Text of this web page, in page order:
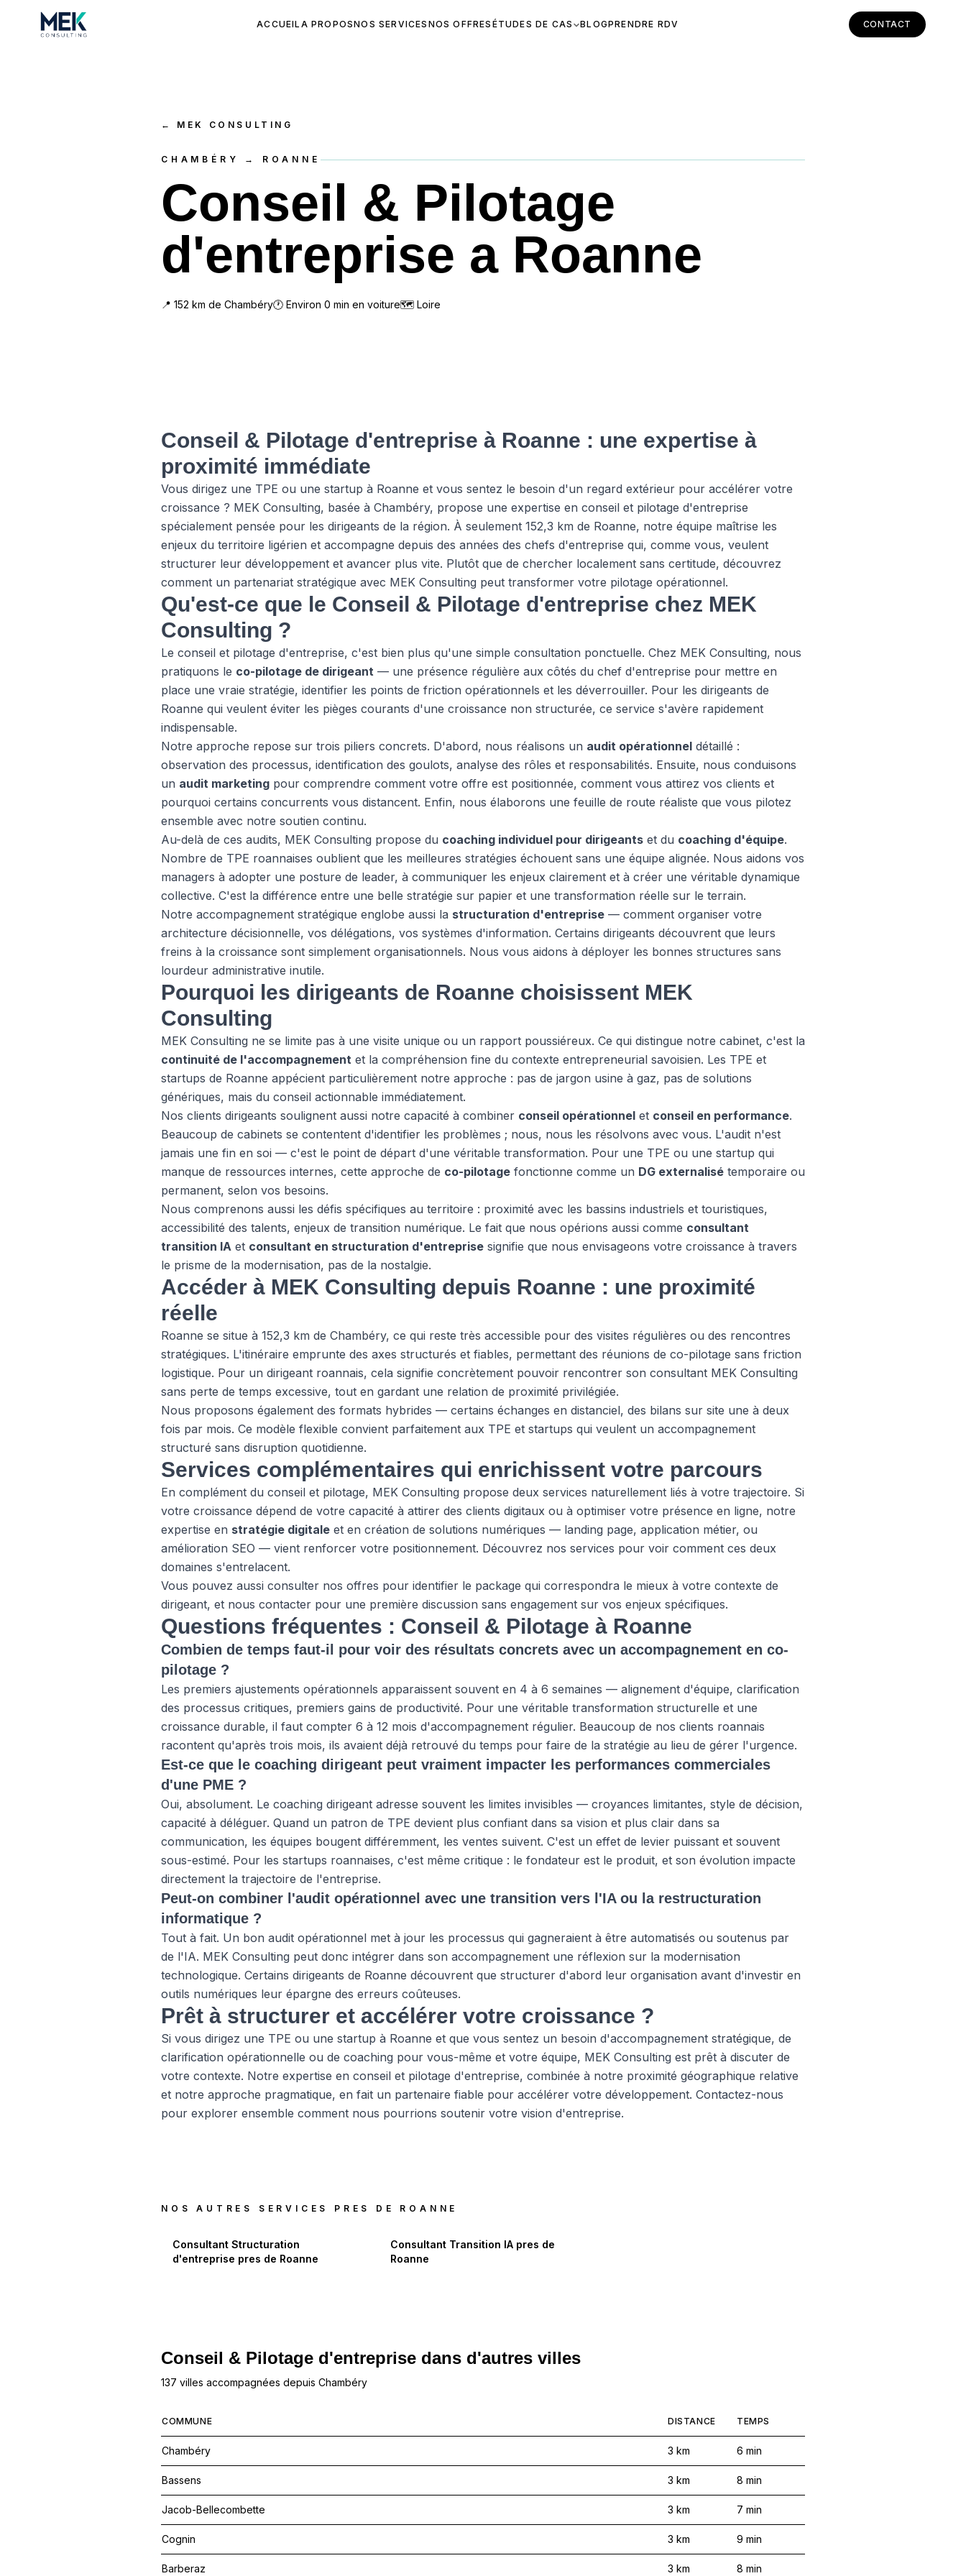
ACCUEIL A PROPOSNOS SERVICES NOS OFFRES ÉTUDES DE CAS BLOGPRENDRE RDV CONTACT
← MEK CONSULTING
CHAMBÉRY → ROANNE
Conseil & Pilotage
d'entreprise a Roanne
📍 152 km de Chambéry🕐 Environ 0 min en voiture🗺 Loire
Conseil & Pilotage d'entreprise à Roanne : une expertise à
proximité immédiate
Vous dirigez une TPE ou une startup à Roanne et vous sentez le besoin d'un regard extérieur pour accélérer votre
croissance ? MEK Consulting, basée à Chambéry, propose une expertise en conseil et pilotage d'entreprise
spécialement pensée pour les dirigeants de la région. À seulement 152,3 km de Roanne, notre équipe maîtrise les
enjeux du territoire ligérien et accompagne depuis des années des chefs d'entreprise qui, comme vous, veulent
structurer leur développement et avancer plus vite. Plutôt que de chercher localement sans certitude, découvrez
comment un partenariat stratégique avec MEK Consulting peut transformer votre pilotage opérationnel.
Qu'est-ce que le Conseil & Pilotage d'entreprise chez MEK
Consulting ?
Le conseil et pilotage d'entreprise, c'est bien plus qu'une simple consultation ponctuelle. Chez MEK Consulting, nous
pratiquons le co-pilotage de dirigeant — une présence régulière aux côtés du chef d'entreprise pour mettre en
place une vraie stratégie, identifier les points de friction opérationnels et les déverrouiller. Pour les dirigeants de
Roanne qui veulent éviter les pièges courants d'une croissance non structurée, ce service s'avère rapidement
indispensable.
Notre approche repose sur trois piliers concrets. D'abord, nous réalisons un audit opérationnel détaillé :
observation des processus, identification des goulots, analyse des rôles et responsabilités. Ensuite, nous conduisons
un audit marketing pour comprendre comment votre offre est positionnée, comment vous attirez vos clients et
pourquoi certains concurrents vous distancent. Enfin, nous élaborons une feuille de route réaliste que vous pilotez
ensemble avec notre soutien continu.
Au-delà de ces audits, MEK Consulting propose du coaching individuel pour dirigeants et du coaching d'équipe.
Nombre de TPE roannaises oublient que les meilleures stratégies échouent sans une équipe alignée. Nous aidons vos
managers à adopter une posture de leader, à communiquer les enjeux clairement et à créer une véritable dynamique
collective. C'est la différence entre une belle stratégie sur papier et une transformation réelle sur le terrain.
Notre accompagnement stratégique englobe aussi la structuration d'entreprise — comment organiser votre
architecture décisionnelle, vos délégations, vos systèmes d'information. Certains dirigeants découvrent que leurs
freins à la croissance sont simplement organisationnels. Nous vous aidons à déployer les bonnes structures sans
lourdeur administrative inutile.
Pourquoi les dirigeants de Roanne choisissent MEK
Consulting
MEK Consulting ne se limite pas à une visite unique ou un rapport poussiéreux. Ce qui distingue notre cabinet, c'est la
continuité de l'accompagnement et la compréhension fine du contexte entrepreneurial savoisien. Les TPE et
startups de Roanne appécient particulièrement notre approche : pas de jargon usine à gaz, pas de solutions
génériques, mais du conseil actionnable immédiatement.
Nos clients dirigeants soulignent aussi notre capacité à combiner conseil opérationnel et conseil en performance.
Beaucoup de cabinets se contentent d'identifier les problèmes ; nous, nous les résolvons avec vous. L'audit n'est
jamais une fin en soi — c'est le point de départ d'une véritable transformation. Pour une TPE ou une startup qui
manque de ressources internes, cette approche de co-pilotage fonctionne comme un DG externalisé temporaire ou
permanent, selon vos besoins.
Nous comprenons aussi les défis spécifiques au territoire : proximité avec les bassins industriels et touristiques,
accessibilité des talents, enjeux de transition numérique. Le fait que nous opérions aussi comme consultant
transition IA et consultant en structuration d'entreprise signifie que nous envisageons votre croissance à travers
le prisme de la modernisation, pas de la nostalgie.
Accéder à MEK Consulting depuis Roanne : une proximité
réelle
Roanne se situe à 152,3 km de Chambéry, ce qui reste très accessible pour des visites régulières ou des rencontres
stratégiques. L'itinéraire emprunte des axes structurés et fiables, permettant des réunions de co-pilotage sans friction
logistique. Pour un dirigeant roannais, cela signifie concrètement pouvoir rencontrer son consultant MEK Consulting
sans perte de temps excessive, tout en gardant une relation de proximité privilégiée.
Nous proposons également des formats hybrides — certains échanges en distanciel, des bilans sur site une à deux
fois par mois. Ce modèle flexible convient parfaitement aux TPE et startups qui veulent un accompagnement
structuré sans disruption quotidienne.
Services complémentaires qui enrichissent votre parcours
En complément du conseil et pilotage, MEK Consulting propose deux services naturellement liés à votre trajectoire. Si
votre croissance dépend de votre capacité à attirer des clients digitaux ou à optimiser votre présence en ligne, notre
expertise en stratégie digitale et en création de solutions numériques — landing page, application métier, ou
amélioration SEO — vient renforcer votre positionnement. Découvrez nos services pour voir comment ces deux
domaines s'entrelacent.
Vous pouvez aussi consulter nos offres pour identifier le package qui correspondra le mieux à votre contexte de
dirigeant, et nous contacter pour une première discussion sans engagement sur vos enjeux spécifiques.
Questions fréquentes : Conseil & Pilotage à Roanne
Combien de temps faut-il pour voir des résultats concrets avec un accompagnement en co-
pilotage ?
Les premiers ajustements opérationnels apparaissent souvent en 4 à 6 semaines — alignement d'équipe, clarification
des processus critiques, premiers gains de productivité. Pour une véritable transformation structurelle et une
croissance durable, il faut compter 6 à 12 mois d'accompagnement régulier. Beaucoup de nos clients roannais
racontent qu'après trois mois, ils avaient déjà retrouvé du temps pour faire de la stratégie au lieu de gérer l'urgence.
Est-ce que le coaching dirigeant peut vraiment impacter les performances commerciales
d'une PME ?
Oui, absolument. Le coaching dirigeant adresse souvent les limites invisibles — croyances limitantes, style de décision,
capacité à déléguer. Quand un patron de TPE devient plus confiant dans sa vision et plus clair dans sa
communication, les équipes bougent différemment, les ventes suivent. C'est un effet de levier puissant et souvent
sous-estimé. Pour les startups roannaises, c'est même critique : le fondateur est le produit, et son évolution impacte
directement la trajectoire de l'entreprise.
Peut-on combiner l'audit opérationnel avec une transition vers l'IA ou la restructuration
informatique ?
Tout à fait. Un bon audit opérationnel met à jour les processus qui gagneraient à être automatisés ou soutenus par
de l'IA. MEK Consulting peut donc intégrer dans son accompagnement une réflexion sur la modernisation
technologique. Certains dirigeants de Roanne découvrent que structurer d'abord leur organisation avant d'investir en
outils numériques leur épargne des erreurs coûteuses.
Prêt à structurer et accélérer votre croissance ?
Si vous dirigez une TPE ou une startup à Roanne et que vous sentez un besoin d'accompagnement stratégique, de
clarification opérationnelle ou de coaching pour vous-même et votre équipe, MEK Consulting est prêt à discuter de
votre contexte. Notre expertise en conseil et pilotage d'entreprise, combinée à notre proximité géographique relative
et notre approche pragmatique, en fait un partenaire fiable pour accélérer votre développement. Contactez-nous
pour explorer ensemble comment nous pourrions soutenir votre vision d'entreprise.
NOS AUTRES SERVICES PRES DE ROANNE
Consultant Structuration
d'entreprise pres de Roanne
Consultant Transition IApres de
Roanne
Conseil & Pilotage d'entreprise dans d'autres villes
137 villes accompagnées depuis Chambéry
COMMUNE DISTANCE TEMPS
Chambéry 3 km 6 min
Bassens 3 km 8 min
Jacob-Bellecombette 3 km 7 min
Cognin 3 km 9 min
Barberaz 3 km 8 min